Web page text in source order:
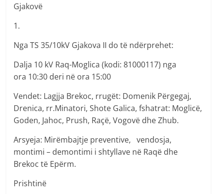
Gjakovë
1.
Nga TS 35/10kV Gjakova II do të ndërprehet:
Dalja 10 kV Raq-Moglica (kodi: 81000117) nga
ora 10:30 deri në ora 15:00
Vendet: Lagjja Brekoc, rrugët: Domenik Përgegaj,
Drenica, rr.Minatori, Shote Galica, fshatrat: Moglicë,
Goden, Jahoc, Prush, Raçë, Vogovë dhe Zhub.
Arsyeja: Mirëmbajtje preventive, vendosja,
montimi – demontimi i shtyllave në Raqë dhe
Brekoc të Epërm.
Prishtinë